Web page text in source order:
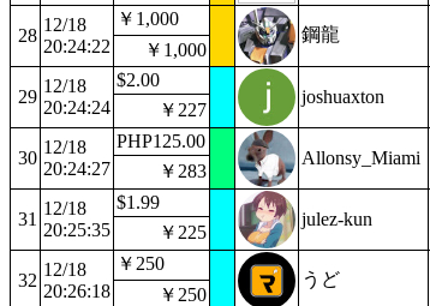
28
12/18
20:24:22
￥1,000
鋼龍
￥1,000
29
12/18
20:24:24
$2.00
joshuaxton
￥227
30
12/18
20:24:27
PHP125.00
Allonsy_Miami
￥283
31
12/18
20:25:35
$1.99
julez-kun
￥225
32
12/18
20:26:18
￥250
うど
￥250